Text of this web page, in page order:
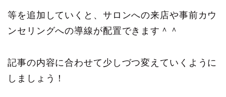
等を追加していくと、サロンへの来店や事前カウ
ンセリングへの導線が配置できます＾＾
記事の内容に合わせて少しづつ変えていくように
しましょう！